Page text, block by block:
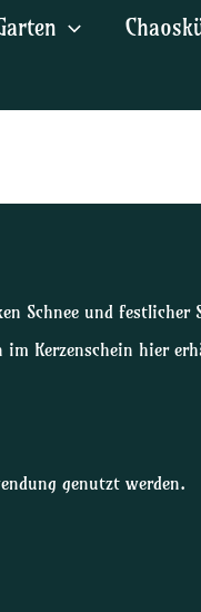
Schnee und festlicher
im Kerzenschein hier
genutzt werden.